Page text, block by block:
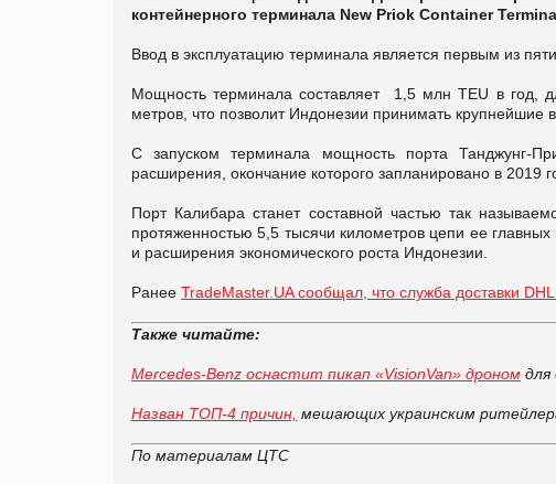
контейнерного терминала New Priok Container
Ввод в эксплуатацию терминала является первым из
Мощность терминала составляет 1,5 млн TEU в год,
метров, что позволит Индонезии принимать крупнейшие
С запуском терминала мощность порта Танджунг-
расширения, окончание которого запланировано в 2019
Порт Калибара станет составной частью так
протяженностью 5,5 тысячи километров цепи ее
и расширения экономического роста Индонезии.
Ранее TradeMaster.UA сообщал, что служба доставки
Также читайте:
Mercedes-Benz оснастит пикап «VisionVan» дроном для
Назван ТОП-4 причин, мешающих украинским
По материалам ЦТС